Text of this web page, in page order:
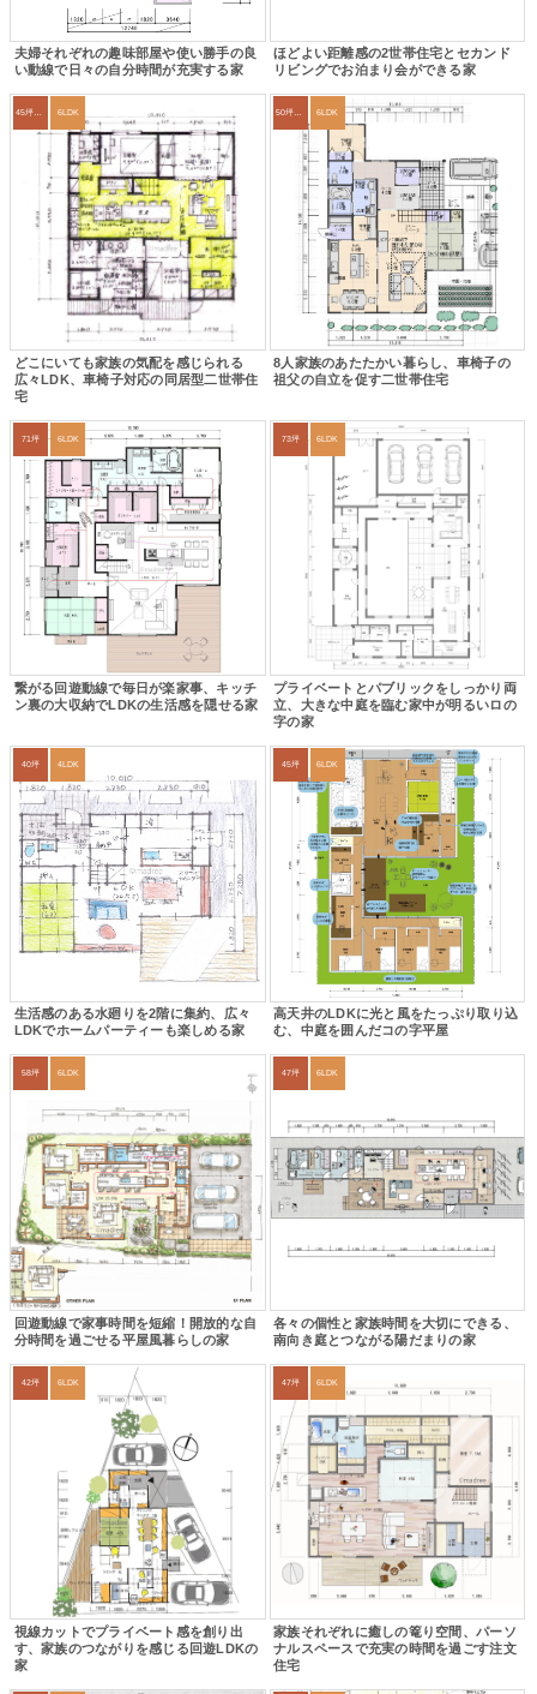
夫婦それぞれの趣味部屋や使い勝手の良
い動線で日々の自分時間が充実する家
ほどよい距離感の2世帯住宅とセカンド
リビングでお泊まり会ができる家
45坪～49坪 6LDK
どこにいても家族の気配を感じられる
広々LDK、車椅子対応の同居型二世帯住
宅
50坪以上 6LDK
8人家族のあたたかい暮らし、車椅子の
祖父の自立を促す二世帯住宅
71坪 6LDK
繋がる回遊動線で毎日が楽家事、キッチ
ン裏の大収納でLDKの生活感を隠せる家
73坪 6LDK
プライベートとパブリックをしっかり両
立、大きな中庭を臨む家中が明るいロの
字の家
40坪 4LDK
生活感のある水廻りを2階に集約、広々
LDKでホームパーティーも楽しめる家
45坪 6LDK
高天井のLDKに光と風をたっぷり取り込
む、中庭を囲んだコの字平屋
58坪 6LDK
回遊動線で家事時間を短縮！開放的な自
分時間を過ごせる平屋風暮らしの家
47坪 6LDK
各々の個性と家族時間を大切にできる、
南向き庭とつながる陽だまりの家
42坪 6LDK
視線カットでプライベート感を創り出
す、家族のつながりを感じる回遊LDKの
家
47坪 6LDK
家族それぞれに癒しの篭り空間、パーソ
ナルスペースで充実の時間を過ごす注文
住宅